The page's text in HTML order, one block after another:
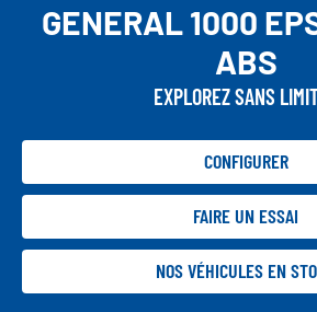
GENERAL 1000
ABS
EXPLOREZ SANS
CONFIGURER
FAIRE UN ESSAI
NOS VÉHICULES EN